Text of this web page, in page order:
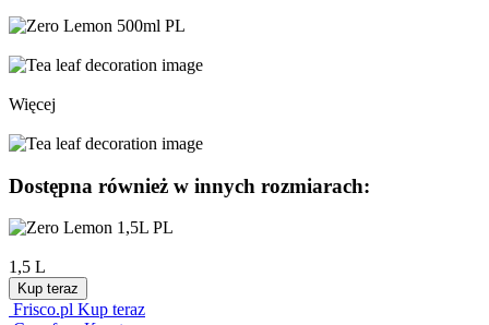
Więcej
Dostępna również w innych rozmiarach:
1,5 L
Kup teraz
Frisco.pl Kup teraz